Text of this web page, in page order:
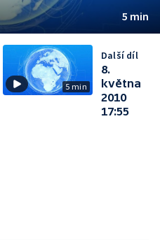
5 min
5 min
Další díl
8.
května
2010
17:55